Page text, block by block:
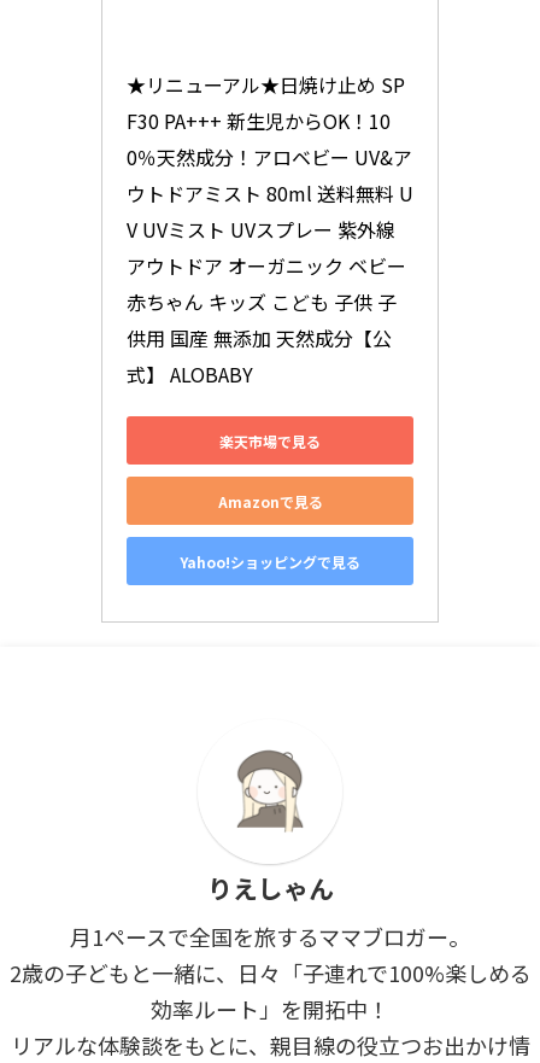
★リニューアル★日焼け止め SP
F30 PA+++ 新生児からOK！10
0％天然成分！アロベビー UV&ア
ウトドアミスト 80ml 送料無料 U
V UVミスト UVスプレー 紫外線
アウトドア オーガニック ベビー
赤ちゃん キッズ こども 子供 子
供用 国産 無添加 天然成分【公
式】 ALOBABY
楽天市場で見る
Amazonで見る
Yahoo!ショッピングで見る
りえしゃん
月1ペースで全国を旅するママブロガー。
2歳の子どもと一緒に、日々「子連れで100%楽しめる
効率ルート」を開拓中！
リアルな体験談をもとに、親目線の役立つお出かけ情